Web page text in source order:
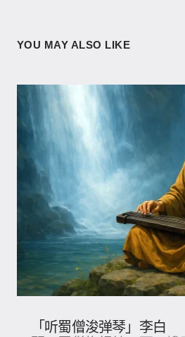
YOU MAY ALSO LIKE
「听蜀僧浚弹琴」李白